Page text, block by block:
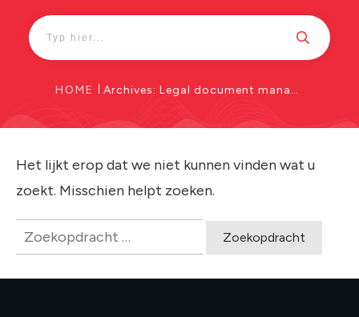
HOME Archives: Legal document management
Het lijkt erop dat we niet kunnen vinden wat u
zoekt. Misschien helpt zoeken.
naar: